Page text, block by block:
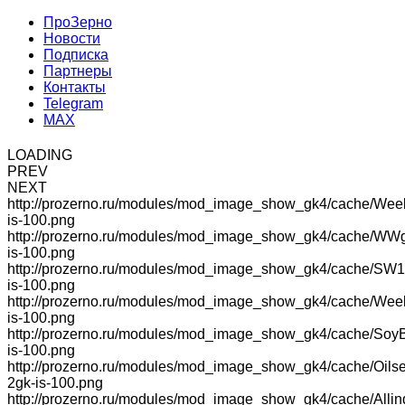
ПроЗерно
Новости
Подписка
Партнеры
Контакты
Telegram
MAX
LOADING
PREV
NEXT
http://prozerno.ru/modules/mod_image_show_gk4/cache/
is-100.png
http://prozerno.ru/modules/mod_image_show_gk4/cache/
is-100.png
http://prozerno.ru/modules/mod_image_show_gk4/cache/
is-100.png
http://prozerno.ru/modules/mod_image_show_gk4/cache/
is-100.png
http://prozerno.ru/modules/mod_image_show_gk4/cache/
is-100.png
http://prozerno.ru/modules/mod_image_show_gk4/cache/
2gk-is-100.png
http://prozerno.ru/modules/mod_image_show_gk4/cache/